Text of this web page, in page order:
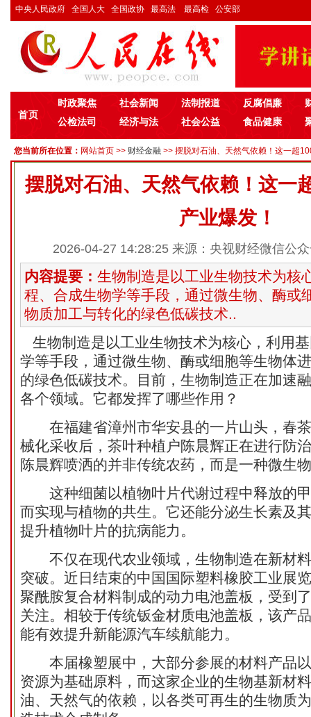
中央人民政府 全国人大 全国政协 最高法 最高检 公安部
首页
时政聚焦 社会新闻 法制报道 反腐倡廉
公检法司
经济与法 社会公益 食品健康
您当前所在位置： 网站首页 >> 财经金融 >> 摆脱对石油、天然气依赖！这一超
摆脱对石油、天然气依赖！这一
产业爆发！
2026-04-27 14:28:25 来源：央视财经微信公
内容提要： 生物制造是以工业生物技术为核
程、合成生物学等手段，通过微生物、酶或
物质加工与转化的绿色低碳技术..
生物制造是以工业生物技术为核心，利用
学等手段，通过微生物、酶或细胞等生物体
的绿色低碳技术。目前，生物制造正在加速
各个领域。它都发挥了哪些作用？
在福建省漳州市华安县的一片山头，春茶
械化采收后，茶叶种植户陈晨辉正在进行防
陈晨辉喷洒的并非传统农药，而是一种微生
这种细菌以植物叶片代谢过程中释放的甲
而实现与植物的共生。它还能分泌生长素及
提升植物叶片的抗病能力。
不仅在现代农业领域，生物制造在新材料
突破。近日结束的中国国际塑料橡胶工业展
聚酰胺复合材料制成的动力电池盖板，受到
关注。相较于传统钣金材质电池盖板，该产
能有效提升新能源汽车续航能力。
本届橡塑展中，大部分参展的材料产品以
资源为基础原料，而这家企业的生物基新材
油、天然气的依赖，以各类可再生的生物质